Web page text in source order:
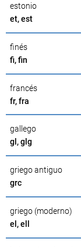
estonio
et, est
finés
fi, fin
francés
fr, fra
gallego
gl, glg
griego antiguo
grc
griego (moderno)
el, ell